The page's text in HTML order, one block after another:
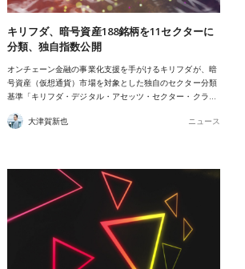
キリフダ、暗号資産188銘柄を11セクターに
分類、独自指数公開
オンチェーン金融の事業化支援を手がけるキリフダが、暗
号資産（仮想通貨）市場を対象とした独自のセクター分類
基準「キリフダ・デジタル・アセッツ・セクター・クラ…
大津賀新也 ニュース